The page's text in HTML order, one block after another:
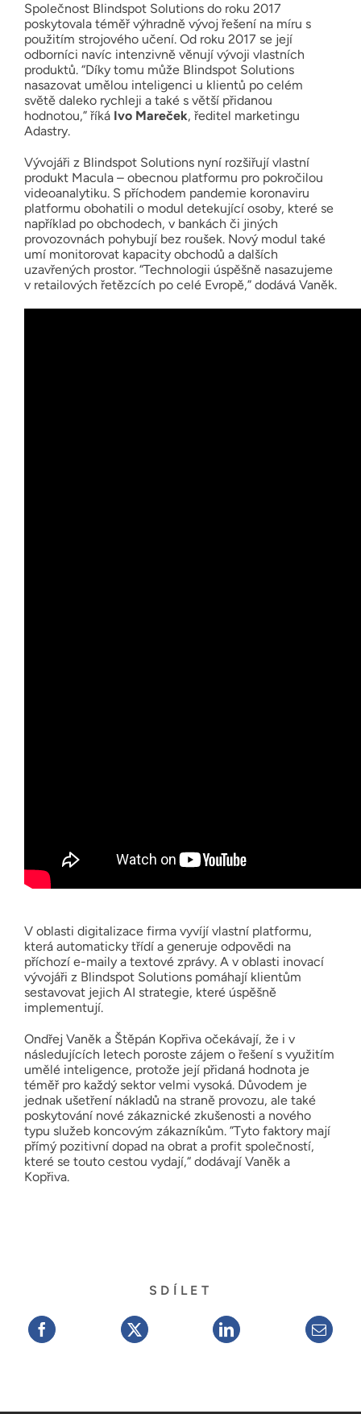
Společnost Blindspot Solutions do roku 2017
poskytovala téměř výhradně vývoj řešení na míru s
použitím strojového učení. Od roku 2017 se její
odborníci navíc intenzivně věnují vývoji vlastních
produktů. “Díky tomu může Blindspot Solutions
nasazovat umělou inteligenci u klientů po celém
světě daleko rychleji a také s větší přidanou
hodnotou,” říká Ivo Mareček, ředitel marketingu
Adastry.
Vývojáři z Blindspot Solutions nyní rozšiřují vlastní
produkt Macula – obecnou platformu pro pokročilou
videoanalytiku. S příchodem pandemie koronaviru
platformu obohatili o modul detekující osoby, které se
například po obchodech, v bankách či jiných
provozovnách pohybují bez roušek. Nový modul také
umí monitorovat kapacity obchodů a dalších
uzavřených prostor. “Technologii úspěšně nasazujeme
v retailových řetězcích po celé Evropě,” dodává Vaněk.
V oblasti digitalizace firma vyvíjí vlastní platformu,
která automaticky třídí a generuje odpovědi na
příchozí e-maily a textové zprávy. A v oblasti inovací
vývojáři z Blindspot Solutions pomáhají klientům
sestavovat jejich AI strategie, které úspěšně
implementují.
Ondřej Vaněk a Štěpán Kopřiva očekávají, že i v
následujících letech poroste zájem o řešení s využitím
umělé inteligence, protože její přidaná hodnota je
téměř pro každý sektor velmi vysoká. Důvodem je
jednak ušetření nákladů na straně provozu, ale také
poskytování nové zákaznické zkušenosti a nového
typu služeb koncovým zákazníkům. ”Tyto faktory mají
přímý pozitivní dopad na obrat a profit společností,
které se touto cestou vydají,“ dodávají Vaněk a
Kopřiva.
SDÍLET